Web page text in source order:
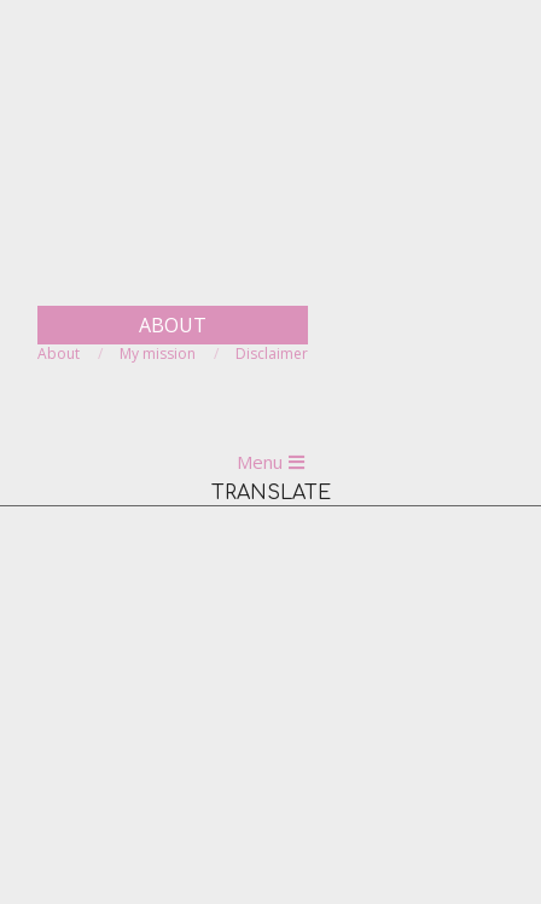
ABOUT
About My mission Disclaimer
Menu
Menu
TRANSLATE